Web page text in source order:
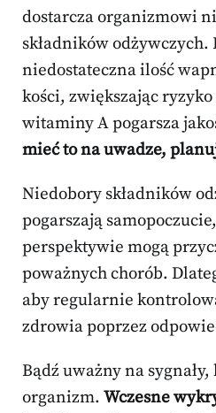
dostarcza organizmowi
składników odżywczych.
niedostateczna ilość
kości, zwiększając
witaminy A pogarsza
mieć to na uwadze,
Niedobory składników
pogarszają
perspektywie mogą
poważnych chorób.
aby regularnie
zdrowia poprzez
Bądź uważny na
organizm. Wczesne